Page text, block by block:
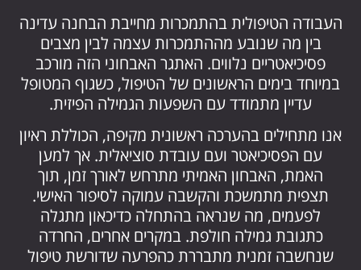
העבודה הטיפולית בהתמכרות מחייבת הבחנה עדינה
בין מה שנובע מההתמכרות עצמה לבין מצבים
פסיכיאטריים נלווים. האתגר האבחוני הזה מורכב
במיוחד בימים הראשונים של הטיפול, כשגוף המטופל
עדיין מתמודד עם השפעות הגמילה הפיזית.
אנו מתחילים בהערכה ראשונית מקיפה, הכוללת ראיון
עם הפסיכיאטר ועם עובדת סוציאלית. אך למען
האמת, האבחון האמיתי מתרחש לאורך זמן, תוך
תצפית מתמשכת והקשבה עמוקה לסיפור האישי.
לפעמים, מה שנראה בהתחלה כדיכאון מתגלה
כתגובת גמילה חולפת. במקרים אחרים, החרדה
שנחשבה זמנית מתבררת כהפרעה שדורשת טיפול